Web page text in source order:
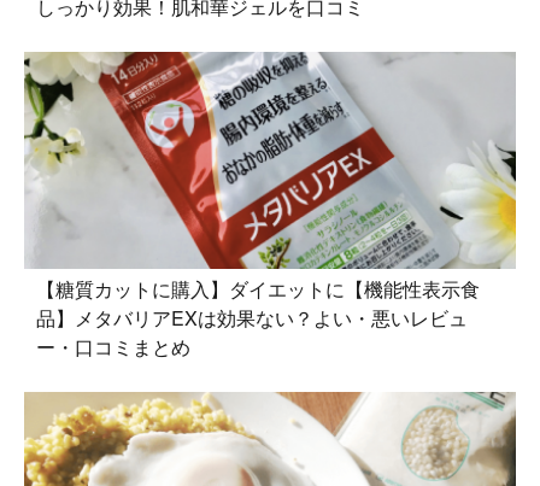
しっかり効果！肌和華ジェルを口コミ
【糖質カットに購入】ダイエットに【機能性表示食
品】メタバリアEXは効果ない？よい・悪いレビュ
ー・口コミまとめ